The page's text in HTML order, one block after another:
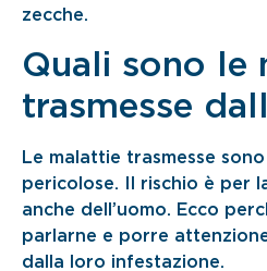
zecche.
Quali sono le
trasmesse
Le malattie trasmesse
pericolose. Il rischio è per
anche dell’uomo. Ecco
parlarne e porre
dalla loro infestazione.